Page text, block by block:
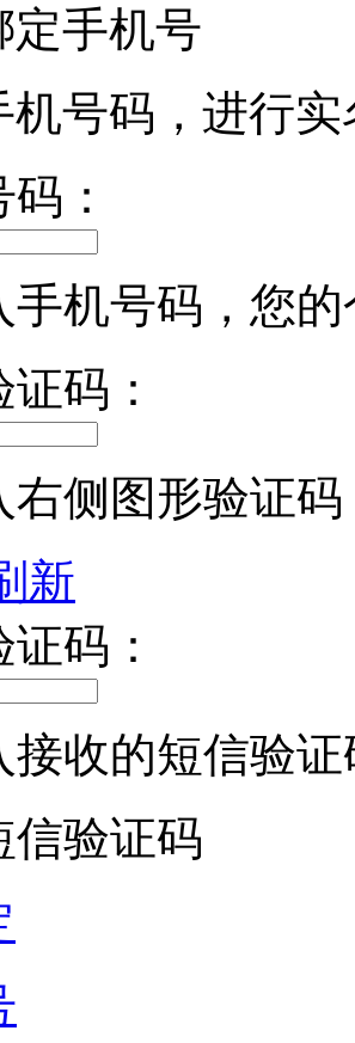
定手机号
机号码，进行
：
手机号码，您
码：
右侧图形验证码
新
码：
接收的短信验证
信验证码